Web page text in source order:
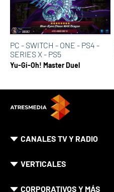
PC - SWITCH - ONE - PS4 -
SERIES X - PS5
Yu-Gi-Oh! Master Duel
CANALES TV Y RADIO
VERTICALES
CORPORATIVOS Y MÁS